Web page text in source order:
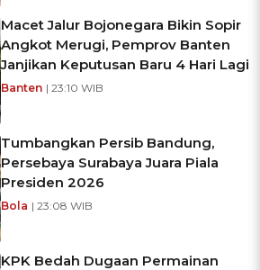
Macet Jalur Bojonegara Bikin Sopir
Angkot Merugi, Pemprov Banten
Janjikan Keputusan Baru 4 Hari Lagi
Banten | 23:10 WIB
Tumbangkan Persib Bandung,
Persebaya Surabaya Juara Piala
Presiden 2026
Bola | 23:08 WIB
KPK Bedah Dugaan Permainan